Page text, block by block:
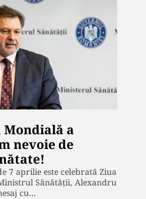
Mondială a
nevoie de
7 aprilie este celebrată Ziua
Sănătății, Alexandru
cu…